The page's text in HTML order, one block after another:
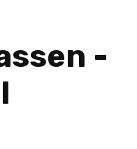
-